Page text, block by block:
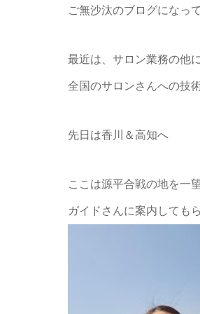
ご無沙汰のブログになっ
最近は、サロン業務の他に
全国のサロンさんへの技
先日は香川＆高知へ
ここは源平合戦の地を一
ガイドさんに案内しても